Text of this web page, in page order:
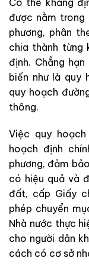
được nằm
phương, phân
chia thành từng
định. Chẳng
biến như là quy
quy hoạch
thông.
Việc quy
hoạch định
phương, đảm
có hiệu quả và
đất, cấp Giấy
phép chuyển
Nhà nước thực
cho người dân
cách có cơ sở